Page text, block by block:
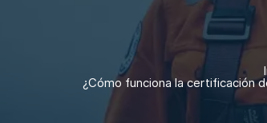
¿Cómo funciona la certificación